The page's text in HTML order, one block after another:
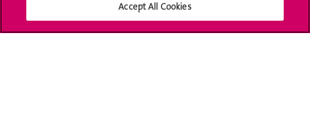
Accept All Cookies